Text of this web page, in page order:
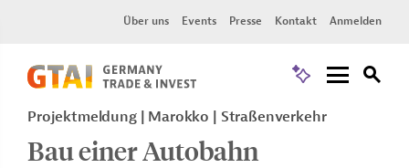
Über uns Events Presse Kontakt Anmelden
Projektmeldung Marokko Straßenverkehr
Bau einer Autobahn